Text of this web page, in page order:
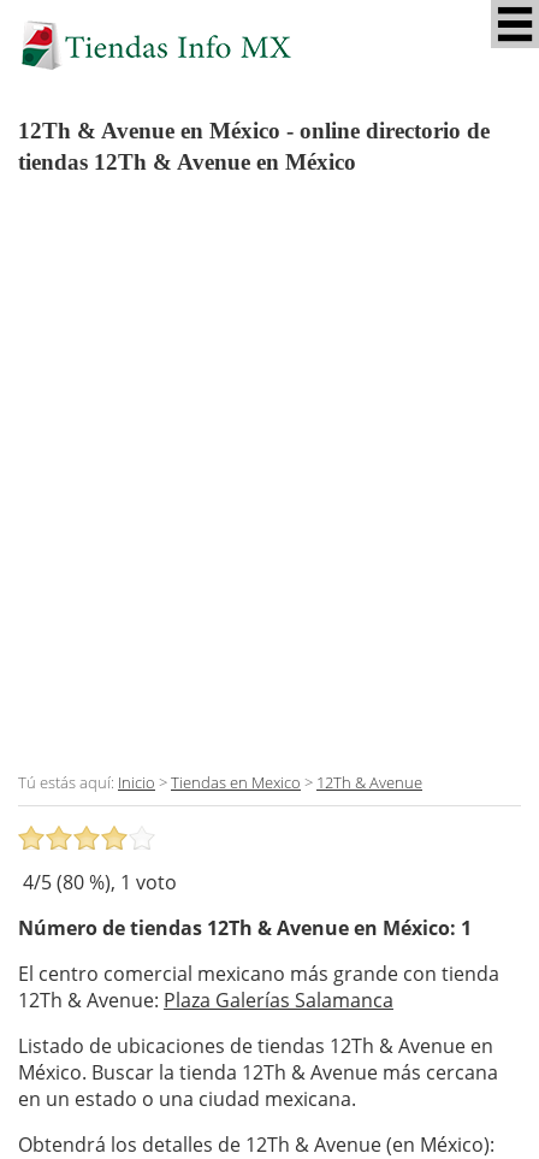
12Th & Avenue en México - online directorio de
tiendas 12Th & Avenue en México
Tú estás aquí: Inicio >Tiendas en Mexico > 12Th & Avenue
4/5 (80%), 1 voto
Número de tiendas 12Th & Avenueen México: 1
El centro comercial mexicano más grande con tienda
12Th & Avenue: Plaza Galerías Salamanca
Listado de ubicaciones de tiendas 12Th & Avenue en
México. Buscar la tienda 12Th & Avenue más cercana
en un estado o una ciudad mexicana.
Obtendrá los detalles de 12Th & Avenue (en México):